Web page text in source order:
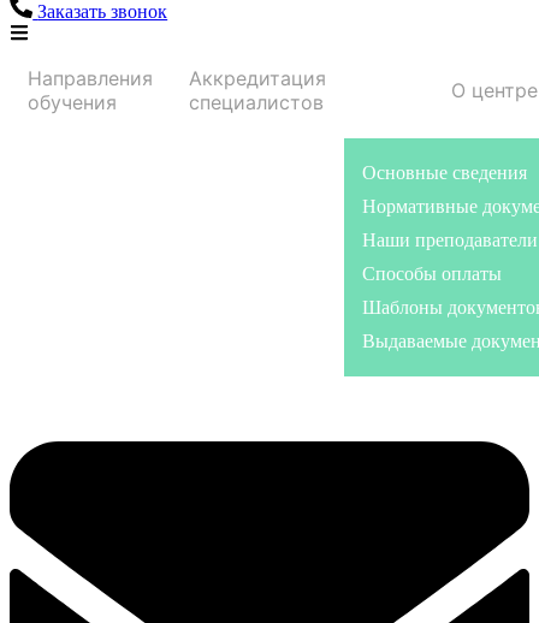
Заказать звонок
Направления
обучения
Аккредитация
специалистов
О центре
Основные сведения
Нормативные
Наши преподаватели
Способы оплаты
Шаблоны
Выдаваемые